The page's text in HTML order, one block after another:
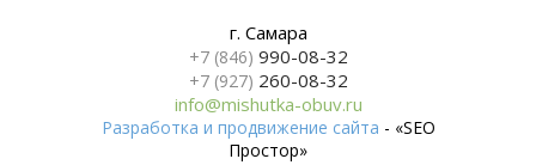
г. Самара
+7 (846) 990-08-32
+7 (927) 260-08-32
info@mishutka-obuv.ru
Разработка и продвижение сайта - «SEO
Простор»